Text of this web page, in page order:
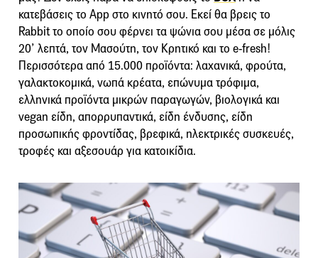
κατεβάσεις το App στο κινητό σου. Εκεί θα βρεις το
Rabbit το οποίο σου φέρνει τα ψώνια σου μέσα σε μόλις
20’ λεπτά, τον Μασούτη, τον Κρητικό και το e-fresh!
Περισσότερα από 15.000 προϊόντα: λαχανικά, φρούτα,
γαλακτοκομικά, νωπά κρέατα, επώνυμα τρόφιμα,
ελληνικά προϊόντα μικρών παραγωγών, βιολογικά και
vegan είδη, απορρυπαντικά, είδη ένδυσης, είδη
προσωπικής φροντίδας, βρεφικά, ηλεκτρικές συσκευές,
τροφές και αξεσουάρ για κατοικίδια.